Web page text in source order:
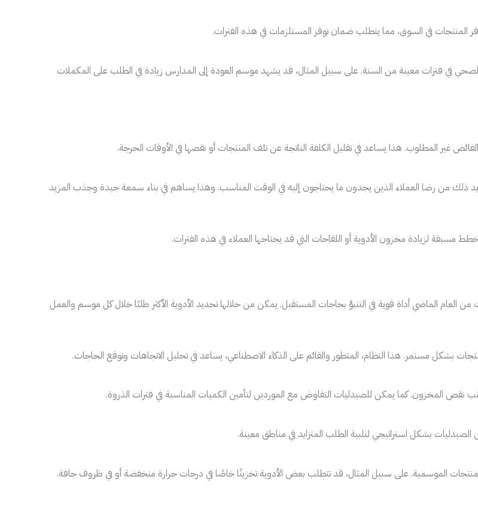
المنتجات في السوق، مما يتطلب ضمان توفر المستلزمات في هذه الفترات.
في فترات معينة من السنة. على سبيل المثال، قد يشهد موسم العودة إلى المدارس زيادة في الطلب على المكملات
المطلوب. هذا يساعد في تقليل الكلفة الناتجة عن تلف المنتجات أو نقصها في الأوقات الحرجة.
ذلك من رضا العملاء الذين يجدون ما يحتاجون إليه في الوقت المناسب. وهذا يساهم في بناء سمعة جيدة وجذب المزيد
لزيادة مخزون الأدوية أو اللقاحات التي قد يحتاجها العملاء في هذه الفترات.
العام الماضي أداة قوية في التنبؤ بحاجات المستقبل. يمكن من خلالها تحديد الأدوية الأكثر طلبًا خلال كل موسم والعمل
بشكل مستمر. هذا النظام، المتطور والقائم على الذكاء الاصطناعي، يساعد في تحليل الاتجاهات وتوقع الحاجات.
المخزون. كما يمكن للصيدليات التفاوض مع الموردين لتأمين الكميات المناسبة في فترات الذروة.
بشكل استراتيجي لتلبية الطلب المتزايد في مناطق معينة.
الموسمية. على سبيل المثال، قد تتطلب بعض الأدوية تخزينًا خاصًا في درجات حرارة منخفضة أو في ظروف جافة.